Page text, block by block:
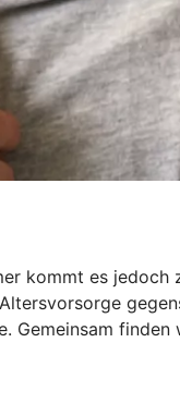
kommt es
Gemeinsam